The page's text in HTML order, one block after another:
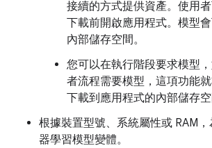
接續的方式提供資產。使用
下載前開啟應用程式。模型
內部儲存空間。
您可以在執行階段要求模型
者流程需要模型，這項功能
下載到應用程式的內部儲存空
根據裝置型號、系統屬性或 RAM
器學習模型變體。